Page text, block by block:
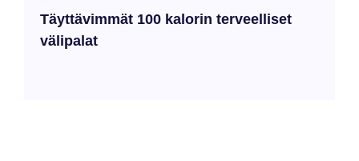
Täyttävimmät 100 kalorin terveelliset
välipalat